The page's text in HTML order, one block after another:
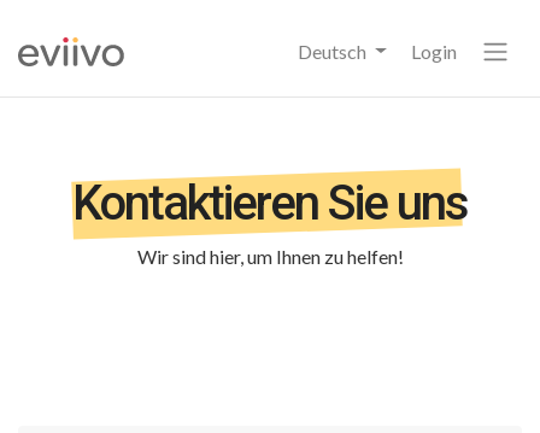
Deutsch Login
Kontaktieren Sie uns
Wir sind hier, um Ihnen zu helfen!